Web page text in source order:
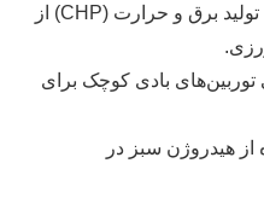
طراحی سیستم‌های یکپارچه تولید برق و حرارت (CHP) از
توربین‌های بادی کوچک برای
هیدروژن سبز در